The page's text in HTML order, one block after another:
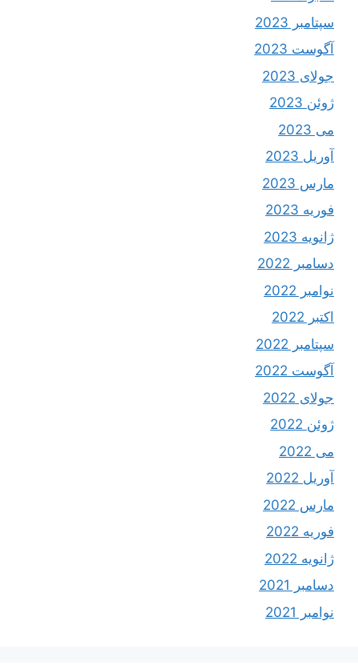
سپتامبر 2023
آگوست 2023
جولای 2023
ژوئن 2023
می 2023
آوریل 2023
مارس 2023
فوریه 2023
ژانویه 2023
دسامبر 2022
نوامبر 2022
اکتبر 2022
سپتامبر 2022
آگوست 2022
جولای 2022
ژوئن 2022
می 2022
آوریل 2022
مارس 2022
فوریه 2022
ژانویه 2022
دسامبر 2021
نوامبر 2021